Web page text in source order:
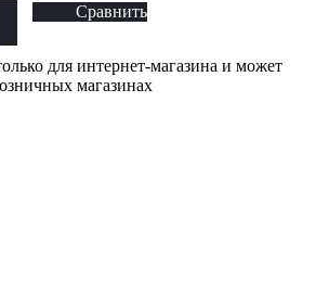
Сравнить
для интернет-магазина и может
магазинах